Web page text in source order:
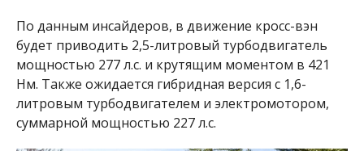
По данным инсайдеров, в движение кросс-вэн
будет приводить 2,5-литровый турбодвигатель
мощностью 277 л.с. и крутящим моментом в 421
Нм. Также ожидается гибридная версия с 1,6-
литровым турбодвигателем и электромотором,
суммарной мощностью 227 л.с.